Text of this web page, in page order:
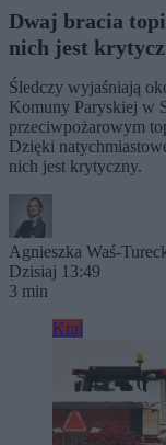
Dwaj bracia
nich jest
Śledczy wyjaśniają
Komuny Paryskiej w
przeciwpożarowym
Dzięki
nich jest krytyczny.
Agnieszka Waś-
Dzisiaj 13:49
3 min
Kraj